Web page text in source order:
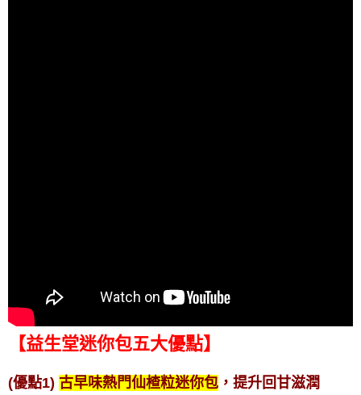
【益生堂迷你包五大優點】
(優點1) 古早味熱門仙楂粒迷你包 ，提升回甘滋潤